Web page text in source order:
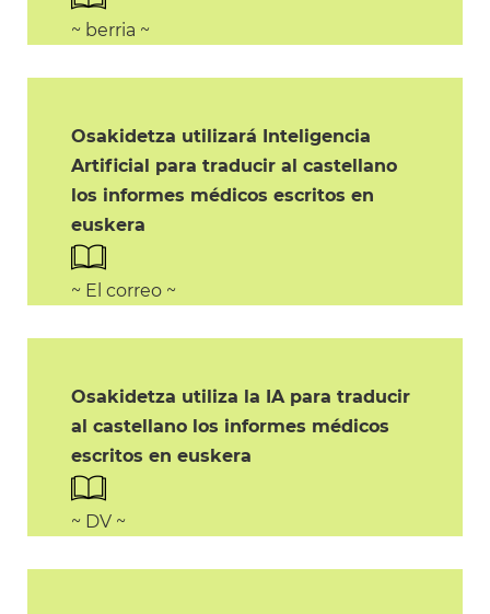
~ berria ~
Osakidetza utilizará Inteligencia
Artificial para traducir al castellano
los informes médicos escritos en
euskera
~ El correo ~
Osakidetza utiliza la IA para traducir
al castellano los informes médicos
escritos en euskera
~ DV ~